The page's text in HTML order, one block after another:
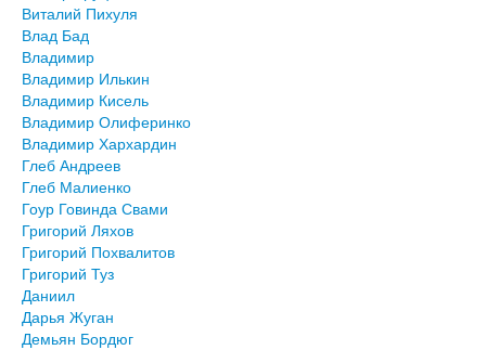
Виталий Пихуля
Влад Бад
Владимир
Владимир Илькин
Владимир Кисель
Владимир Олиферинко
Владимир Хархардин
Глеб Андреев
Глеб Малиенко
Гоур Говинда Свами
Григорий Ляхов
Григорий Похвалитов
Григорий Туз
Даниил
Дарья Жуган
Демьян Бордюг